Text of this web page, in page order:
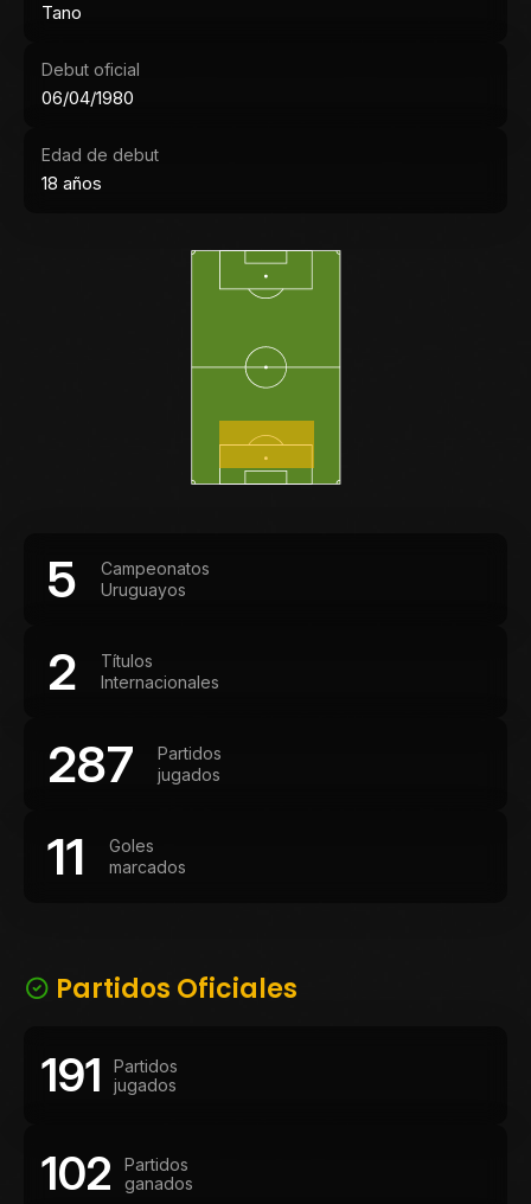
Tano
Debut oficial
06/04/1980
Edad de debut
18 años
5
Campeonatos
Uruguayos
2
Títulos
Internacionales
287
Partidos
jugados
11
Goles
marcados
Partidos Oficiales
191
Partidos
jugados
102
Partidos
ganados